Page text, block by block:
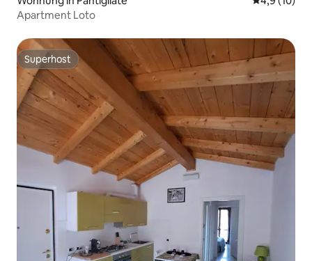
Apartment Loto
Superhost
Superhost